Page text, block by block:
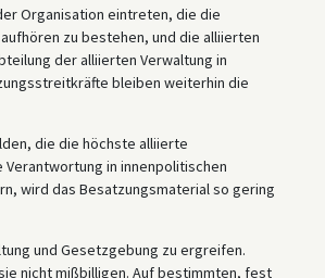
Organisation eintreten, die die
zu bestehen, und die alliierten
der alliierten Verwaltung in
bleiben weiterhin die
die die höchste alliierte
in innenpolitischen
wird das Besatzungsmaterial so gering
und Gesetzgebung zu ergreifen.
nicht mißbilligen. Auf bestimmten, fest